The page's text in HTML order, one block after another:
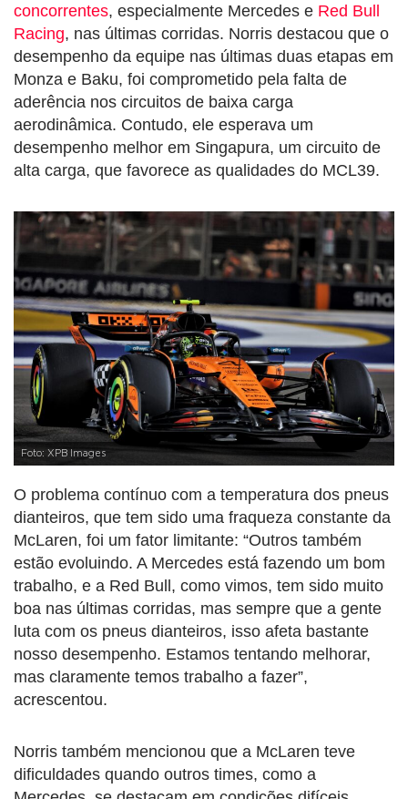
concorrentes, especialmente Mercedes e Red Bull
Racing, nas últimas corridas. Norris destacou que o
desempenho da equipe nas últimas duas etapas em
Monza e Baku, foi comprometido pela falta de
aderência nos circuitos de baixa carga
aerodinâmica. Contudo, ele esperava um
desempenho melhor em Singapura, um circuito de
alta carga, que favorece as qualidades do MCL39.
Foto: XPB Images
O problema contínuo com a temperatura dos pneus
dianteiros, que tem sido uma fraqueza constante da
McLaren, foi um fator limitante: “Outros também
estão evoluindo. A Mercedes está fazendo um bom
trabalho, e a Red Bull, como vimos, tem sido muito
boa nas últimas corridas, mas sempre que a gente
luta com os pneus dianteiros, isso afeta bastante
nosso desempenho. Estamos tentando melhorar,
mas claramente temos trabalho a fazer”,
acrescentou.
Norris também mencionou que a McLaren teve
dificuldades quando outros times, como a